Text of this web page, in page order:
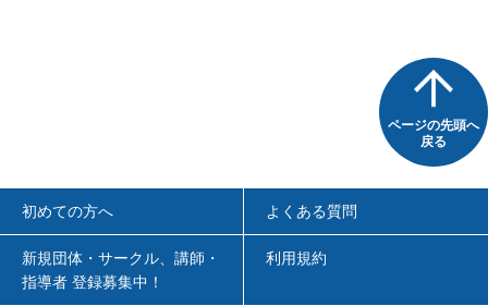
ページの先頭へ
戻る
初めての方へ よくある質問
新規団体・サークル、講師・
指導者 登録募集中！
利用規約